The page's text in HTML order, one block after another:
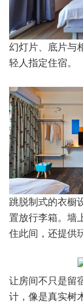
幻灯片、底片与
轻人指定住宿。
跳脱制式的衣橱
置放行李箱。墙
住此间，还提供
让房间不只是留
计，像是真实树